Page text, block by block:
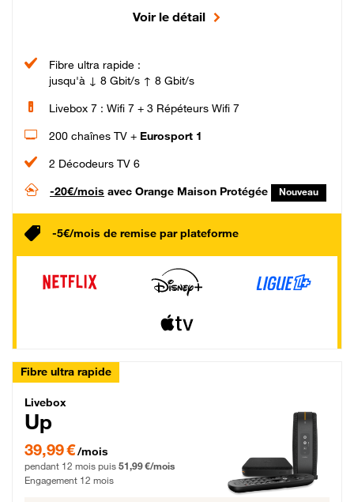
Voir le détail
Fibre ultra rapide :
jusqu'à ↓ 8 Gbit/s ↑ 8 Gbit/s
Livebox 7 : Wifi 7 + 3 Répéteurs Wifi 7
200 chaînes TV + Eurosport 1
2 Décodeurs TV 6
-20€/mois avec Orange Maison Protégée Nouveau
-5€/mois de remise par plateforme
Fibre ultra rapide
Livebox Up Fibre
Livebox
Up
39,99 € par mois pendant 12 mois puis 51,99 € par mois, Engagement 12 mois
39,99 €/mois
pendant 12 mois puis 51,99 €/mois
Engagement 12 mois